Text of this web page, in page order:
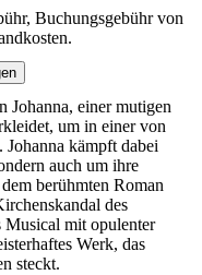
Buchungsgebühr von
Johanna, einer mutigen
um in einer von
kämpft dabei
auch um ihre
berühmten Roman
des
Musical mit opulenter
Werk, das
steckt.